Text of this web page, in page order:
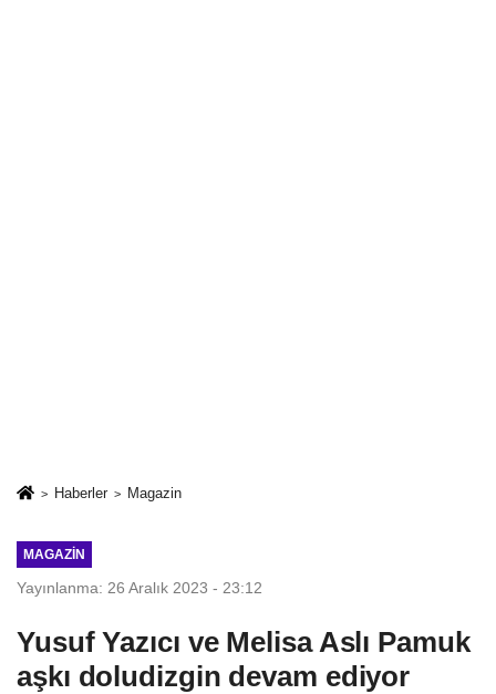
Haberler Magazin
MAGAZIN
Yayınlanma: 26 Aralık 2023 - 23:12
Yusuf Yazıcı ve Melisa Aslı Pamuk
aşkı doludizgin devam ediyor